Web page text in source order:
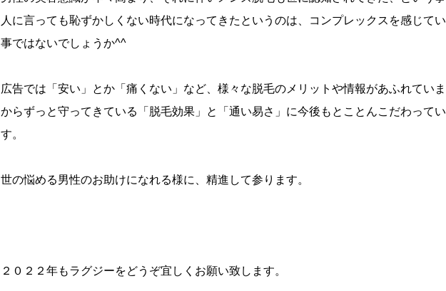
人に言っても恥ずかしくない時代になってきたというのは、コンプレックスを感じて
事ではないでしょうか^^
広告では「安い」とか「痛くない」など、様々な脱毛のメリットや情報があふれてい
からずっと守ってきている「脱毛効果」と「通い易さ」に今後もとことんこだわって
す。
世の悩める男性のお助けになれる様に、精進して参ります。
２０２２年もラグジーをどうぞ宜しくお願い致します。